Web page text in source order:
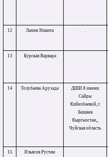
12 Лапин Никита .
13
Бурская Варвара
14 Толубаева Арузада
ДШИ 8 имени
Сайры
Кийизбаевой, г.
Бишкек
Кыргызстан,,
Чуйская область
15 Ильясов Рустам